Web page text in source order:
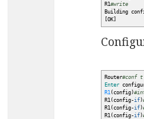
R1#write
Building
[OK
Router#conf t
Enter
R1 (config )
R1 (config- if )
R1 (config- if )
R1 (config- if )